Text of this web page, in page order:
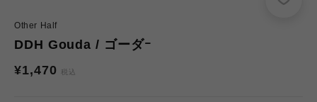
Other Half
DDH Gouda / ゴーダｰ
通
¥1,470 税込